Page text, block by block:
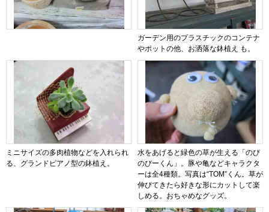
ガーデン用のプラスチックのコンテナ
やポットの他、お洒落な鉢植え も。
ミニサイズの多肉植物などを入れられ
る、グランドピアノ型の鉢植え。
水をあげると緑色の草が生える「のび
のびーくん」。豚や亀などキャラクタ
ーは全4種類。写真は“TOM”くん。草が
伸びてきたら好きな形にカットして楽
しめる。おちゃめなグッズ。